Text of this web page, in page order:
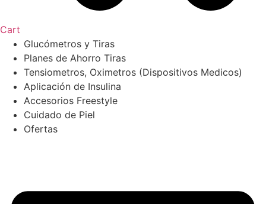
Cart
Glucómetros y Tiras
Planes de Ahorro Tiras
Tensiometros, Oximetros (Dispositivos Medicos)
Aplicación de Insulina
Accesorios Freestyle
Cuidado de Piel
Ofertas